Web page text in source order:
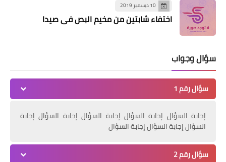
أخبار فلسطين
وفدٌ من حركة "فتح" في منطقة صور يزور
النائب اللبناني حسن عز الدين
10 ديسمبر 2019
اختفاء شابتين من مخيم البص في صيدا
سؤال وجواب
سؤال رقم 1
إجابة السؤال إجابة السؤال إجابة السؤال إجابة السؤال إجابة
السؤال إجابة السؤال إجابة السؤال
سؤال رقم 2